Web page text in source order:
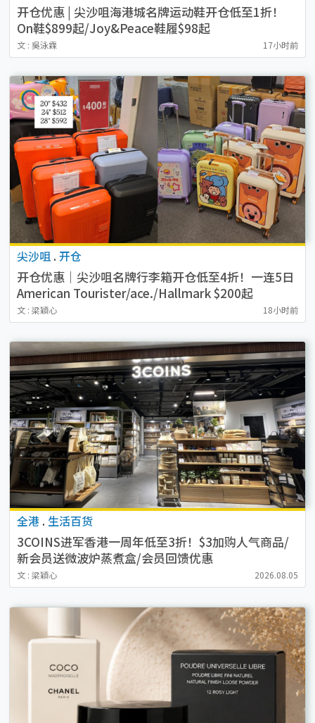
开仓优惠 | 尖沙咀海港城名牌运动鞋开仓低至1折！
On鞋$899起/Joy&Peace鞋履$98起
文 : 吳泳霖 17小时前
尖沙咀 . 开仓
开仓优惠｜尖沙咀名牌行李箱开仓低至4折！一连5日
American Tourister/ace./Hallmark $200起
文 : 梁穎心 18小时前
全港 . 生活百货
3COINS进军香港一周年低至3折！$3加购人气商品/
新会员送微波炉蒸煮盒/会员回馈优惠
文 : 梁穎心 2026.08.05